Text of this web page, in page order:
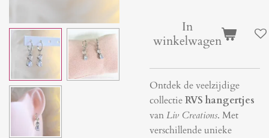
In
winkelwagen
Ontdek de veelzijdige
collectieRVS hangertjes
vanLiv Creations. Met
verschillende unieke